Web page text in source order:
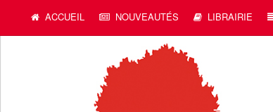
ACCUEIL NOUVEAUTÉS LIBRAIRIE